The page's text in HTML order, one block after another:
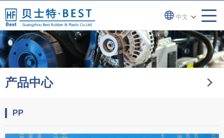
中文
产品中心
PP